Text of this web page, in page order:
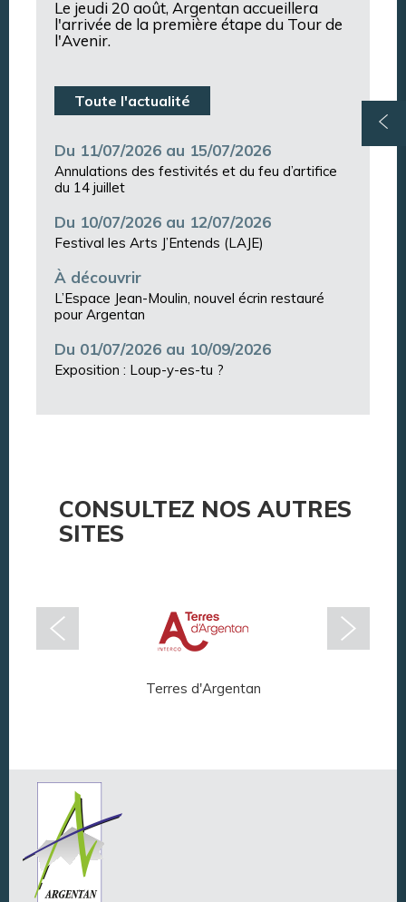
Le jeudi 20 août, Argentan accueillera
l'arrivée de la première étape du Tour de
l'Avenir.
Toute l'actualité
Du 11/07/2026 au 15/07/2026
Annulations des festivités et du feu d’artifice
du 14 juillet
Du 10/07/2026 au 12/07/2026
Festival les Arts J’Entends (LAJE)
À découvrir
L’Espace Jean-Moulin, nouvel écrin restauré
pour Argentan
Du 01/07/2026 au 10/09/2026
Exposition : Loup-y-es-tu ?
CONSULTEZ NOS AUTRES
SITES
Terres d'Argentan